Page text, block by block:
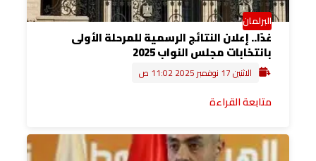
البرلمان
غدًا.. إعلان النتائج الرسمية للمرحلة الأولى
بانتخابات مجلس النواب 2025
الاثنين 17 نوفمبر 2025 11:02 ص
متابعة القراءة